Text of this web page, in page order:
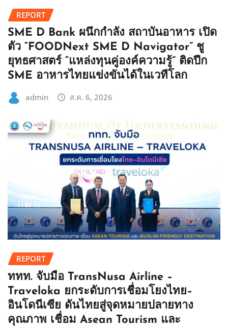
REPORT
SME D Bank ผนึกกำลัง สถาบันอาหาร เปิด
ตัว “FOODNext SME D Navigator” ชู
ยุทธศาสตร์ “แหล่งทุนคู่องค์ความรู้” ติดปีก
SME อาหารไทยแข่งขันได้ในเวทีโลก
admin ส.ค. 6, 2026
REPORT
ททท. จับมือ TransNusa Airline –
Traveloka ยกระดับการเชื่อมโยงไทย–
อินโดนีเซีย ดันไทยสู่จุดหมายปลายทาง
คุณภาพ เชื่อม Asean Tourism และ